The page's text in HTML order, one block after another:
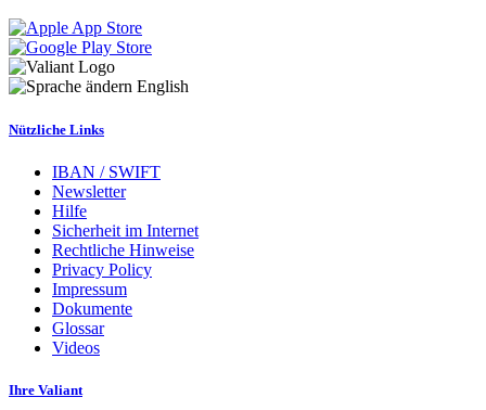
English
Nützliche Links
IBAN / SWIFT
Newsletter
Hilfe
Sicherheit im Internet
Rechtliche Hinweise
Privacy Policy
Impressum
Dokumente
Glossar
Videos
Ihre Valiant